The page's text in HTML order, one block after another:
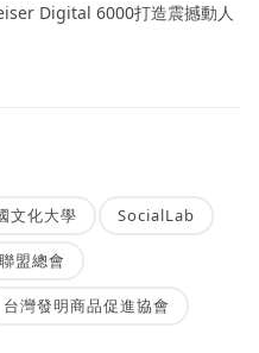
Digital 6000打造震撼動人
文化大學 SocialLab
盟總會
台灣發明商品促進協會